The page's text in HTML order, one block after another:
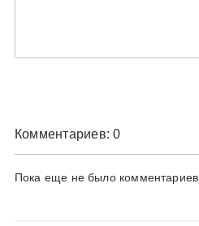
Комментариев: 0
Пока еще не было комментариев